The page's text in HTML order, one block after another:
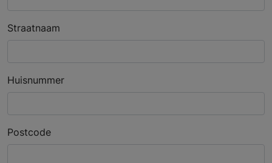
Straatnaam
Huisnummer
Postcode